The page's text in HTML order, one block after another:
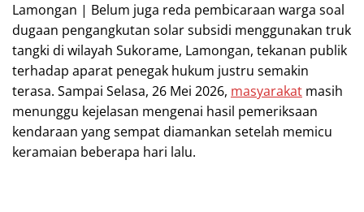
Lamongan | Belum juga reda pembicaraan warga soal
dugaan pengangkutan solar subsidi menggunakan truk
tangki di wilayah Sukorame, Lamongan, tekanan publik
terhadap aparat penegak hukum justru semakin
terasa. Sampai Selasa, 26 Mei 2026, masyarakat masih
menunggu kejelasan mengenai hasil pemeriksaan
kendaraan yang sempat diamankan setelah memicu
keramaian beberapa hari lalu.